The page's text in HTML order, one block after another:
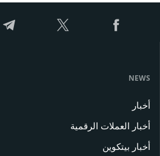
NEWS
أخبار
أخبار العملات الرقمية
أخبار بيتكوين